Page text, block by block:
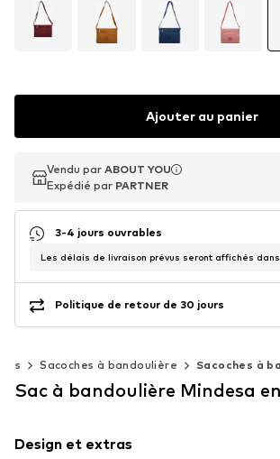
Ajouter au panier
Vendu par ABOUT YOU
Expédié par PARTNER
Vendu par ABOUT YOU
Expédié par PARTNER
3-4 jours ouvrables
Les délais de livraison prévus seront affichés
Politique de retour de 30 jours
Sacoches à bandoulière Sacoches à
Sac à bandoulière Mindesa
Design et extras